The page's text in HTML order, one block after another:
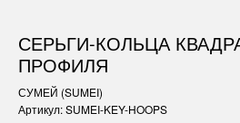
СЕРЬГИ-КОЛЬЦА
ПРОФИЛЯ
СУМЕЙ (SUMEI)
Артикул:SUMEI-KEY-HOOPS